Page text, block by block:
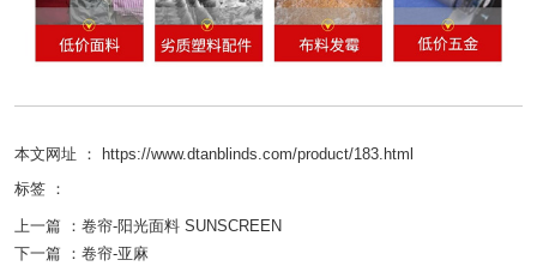
本文网址 ： https://www.dtanblinds.com/product/183.html
标签 ：
上一篇 ： 卷帘-阳光面料 SUNSCREEN
下一篇 ： 卷帘-亚麻